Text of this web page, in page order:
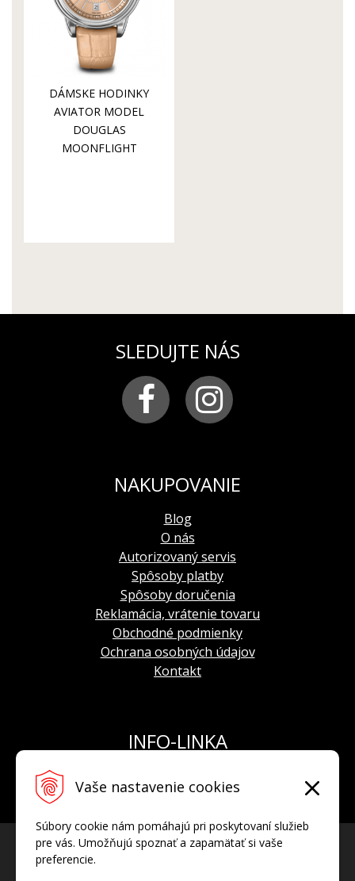
Vaše nastavenie cookies
Súbory cookie nám pomáhajú pri poskytovaní služieb
pre vás. Umožňujú spoznať a zapamätať si vaše
preferencie.
DÁMSKE HODINKY
AVIATOR MODEL
DOUGLAS
MOONFLIGHT
SLEDUJTE NÁS
NAKUPOVANIE
Blog
O nás
Autorizovaný servis
Spôsoby platby
Spôsoby doručenia
Reklamácia, vrátenie tovaru
Obchodné podmienky
Ochrana osobných údajov
Kontakt
INFO-LINKA
E-mail:info@hodinkyvostok.sk